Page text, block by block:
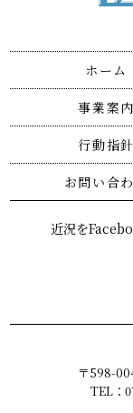
ホーム
事業案内
行動指針
お問い合
近況を
〒598-
TEL：